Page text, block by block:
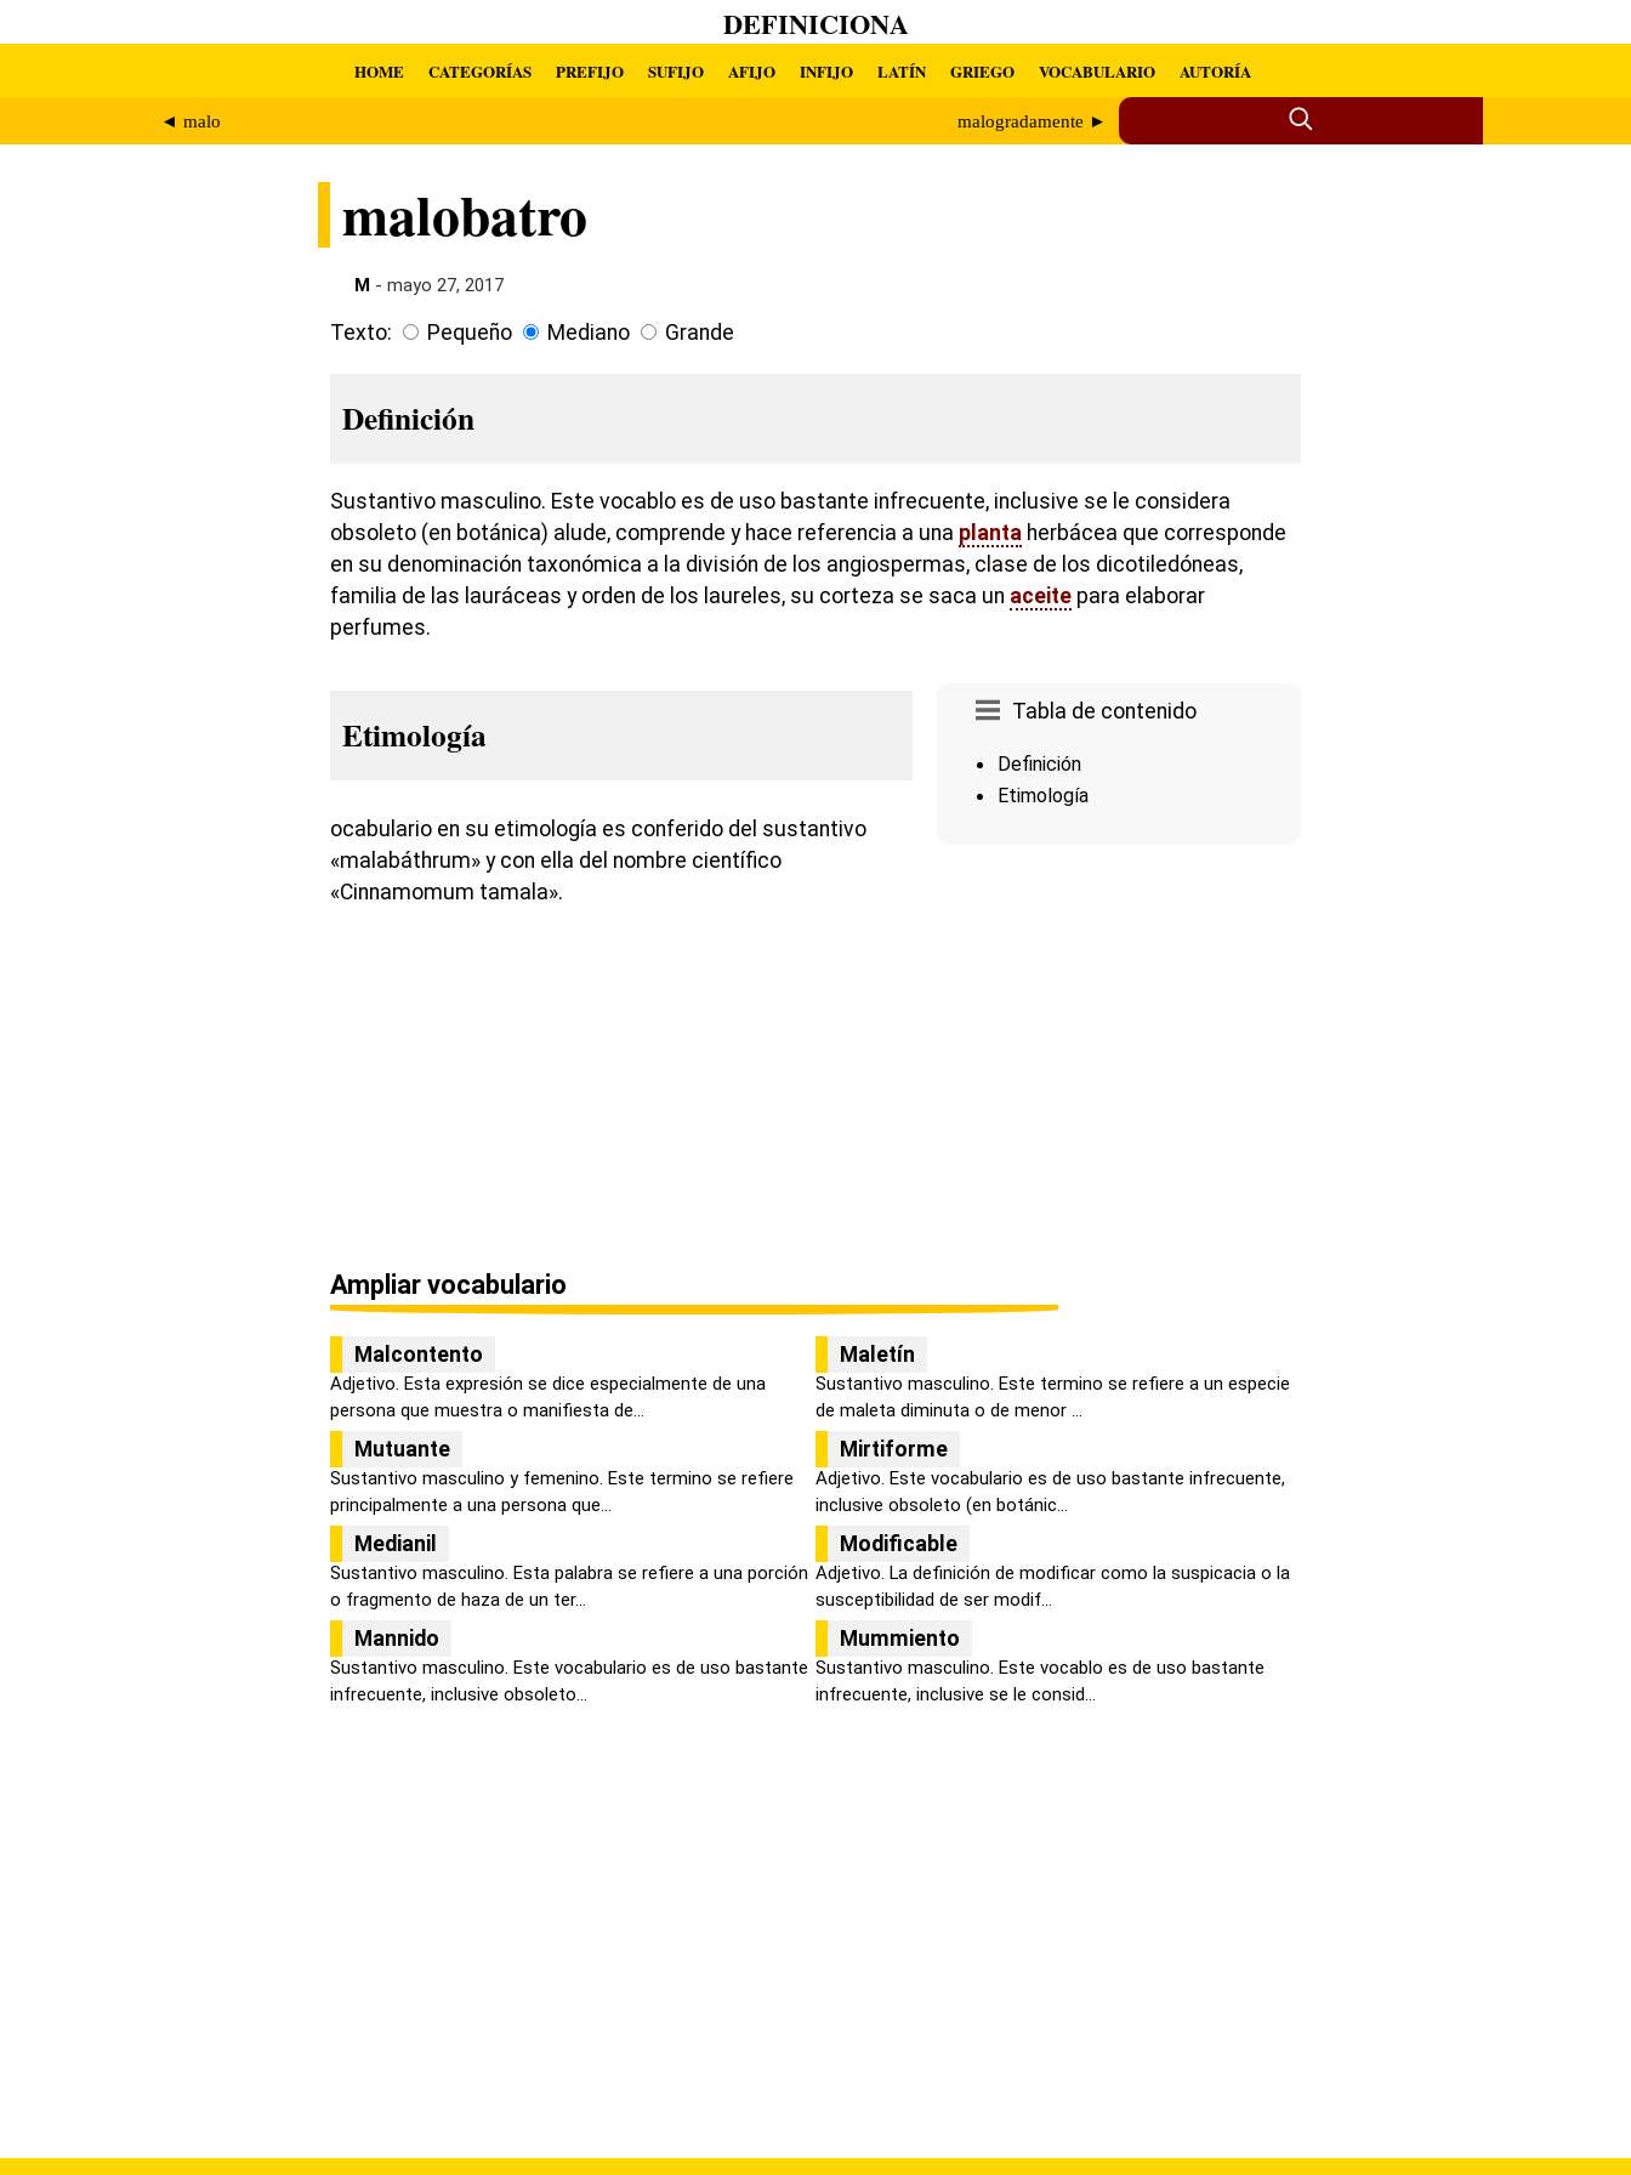
DEFINICIONA
HOME CATEGORÍAS PREFIJO SUFIJO AFIJO INFIJO LATÍN GRIEGO VOCABULARIO AUTORÍA
◄ malo malogradamente ►
malobatro
M - mayo 27, 2017
Texto: Pequeño Mediano Grande
Definición
Sustantivo masculino. Este vocablo es de uso bastante infrecuente, inclusive se le considera
obsoleto (en botánica) alude, comprende y hace referencia a una planta herbácea que corresponde
en su denominación taxonómica a la división de los angiospermas, clase de los dicotiledóneas,
familia de las lauráceas y orden de los laureles, su corteza se saca un aceite para elaborar
perfumes.
Tabla de contenido
Definición
Etimología
Etimología
ocabulario en su etimología es conferido del sustantivo
«malabáthrum» y con ella del nombre científico
«Cinnamomum tamala».
Ampliar vocabulario
Malcontento
Adjetivo. Esta expresión se dice especialmente de una
persona que muestra o manifiesta de...
Maletín
Sustantivo masculino. Este termino se refiere a un especie
de maleta diminuta o de menor ...
Mutuante
Sustantivo masculino y femenino. Este termino se refiere
principalmente a una persona que...
Mirtiforme
Adjetivo. Este vocabulario es de uso bastante infrecuente,
inclusive obsoleto (en botánic...
Medianil
Sustantivo masculino. Esta palabra se refiere a una porción
o fragmento de haza de un ter...
Modificable
Adjetivo. La definición de modificar como la suspicacia o la
susceptibilidad de ser modif...
Mannido
Sustantivo masculino. Este vocabulario es de uso bastante
infrecuente, inclusive obsoleto...
Mummiento
Sustantivo masculino. Este vocablo es de uso bastante
infrecuente, inclusive se le consid...